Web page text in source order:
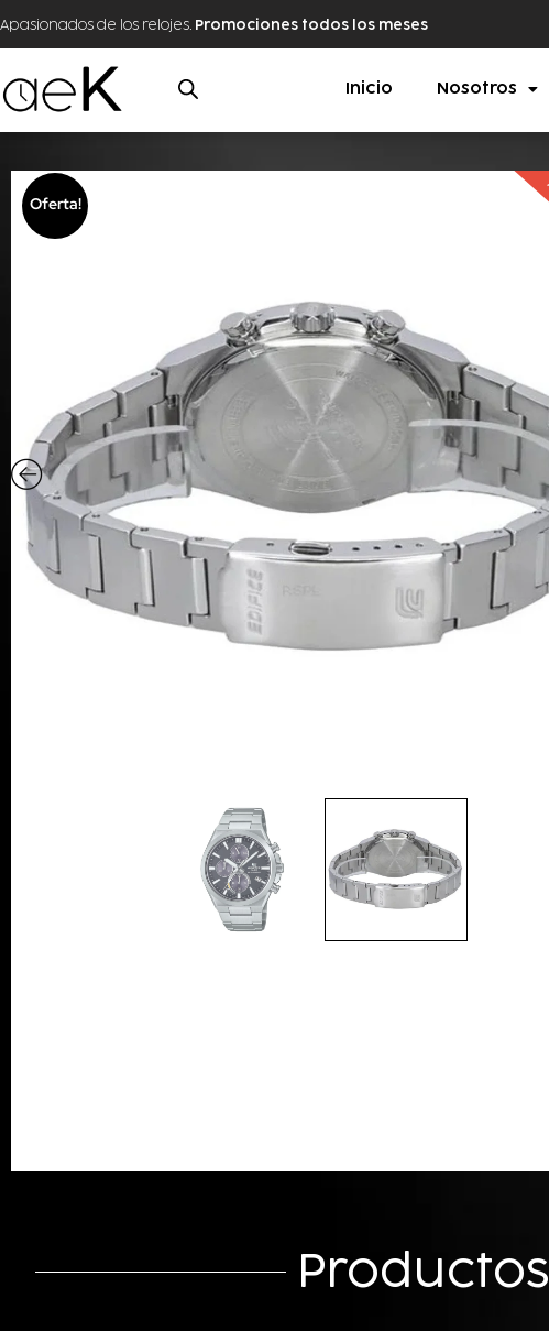
Apasionados de los relojes. Promociones todos los meses
Inicio Nosotros
Oferta!
Productos